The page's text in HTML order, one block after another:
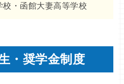
・函館大妻高等学校
・奨学金制度